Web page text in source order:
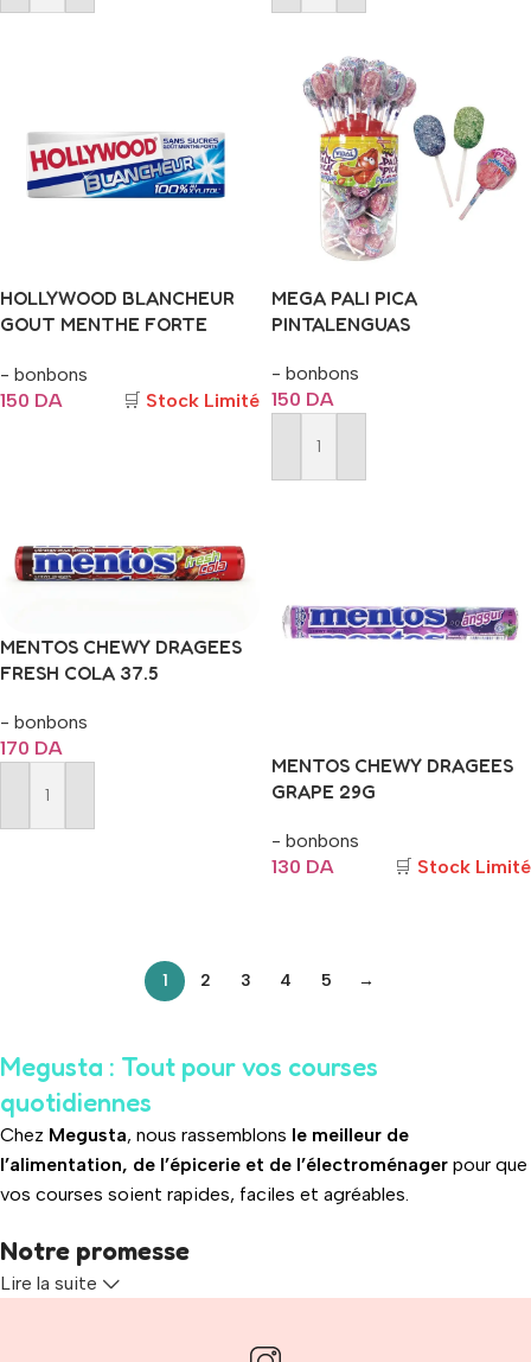
HOLLYWOOD BLANCHEUR
GOUT MENTHE FORTE
- bonbons
150 DA 🛒 Stock Limité
MEGA PALI PICA
PINTALENGUAS
- bonbons
150 DA
Ajouter Au Panier
MENTOS CHEWY DRAGEES
FRESH COLA 37.5
- bonbons
170 DA
Ajouter Au Panier
MENTOS CHEWY DRAGEES
GRAPE 29G
- bonbons
130 DA 🛒 Stock Limité
1 2 3 4 5 →
Megusta : Tout pour vos courses
quotidiennes
Chez Megusta, nous rassemblons le meilleur de
l’alimentation, de l’épicerie et de l’électroménager pour que
vos courses soient rapides, faciles et agréables.
Notre promesse
Lire la suite